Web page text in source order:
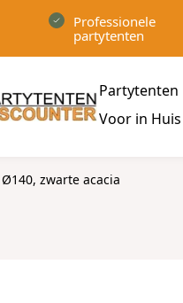
Professionele
partytenten
Partytenten
Voor in Huis
zwarte acacia